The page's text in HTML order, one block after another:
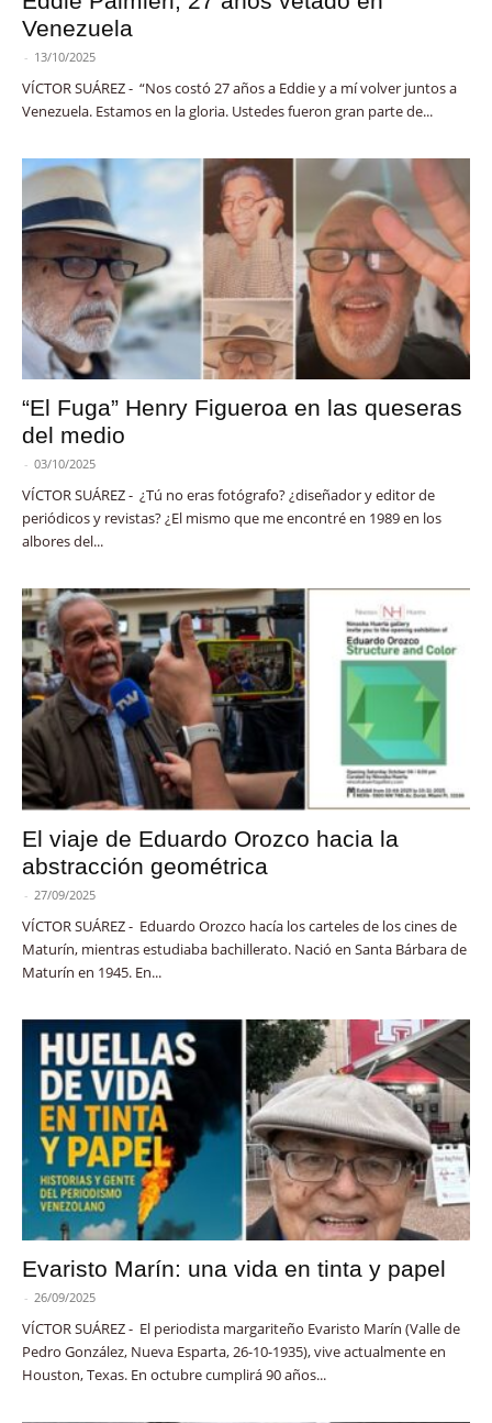
Venezuela
- 13/10/2025
VÍCTOR SUÁREZ - “Nos costó 27 años a Eddie y a mí volver juntos a
Venezuela. Estamos en la gloria. Ustedes fueron gran parte de...
“El Fuga” Henry Figueroa en las queseras
del medio
- 03/10/2025
VÍCTOR SUÁREZ - ¿Tú no eras fotógrafo? ¿diseñador y editor de
periódicos y revistas? ¿El mismo que me encontré en 1989 en los
albores del...
El viaje de Eduardo Orozco hacia la
abstracción geométrica
- 27/09/2025
VÍCTOR SUÁREZ - Eduardo Orozco hacía los carteles de los cines de
Maturín, mientras estudiaba bachillerato. Nació en Santa Bárbara de
Maturín en 1945. En...
Evaristo Marín: una vida en tinta y papel
- 26/09/2025
VÍCTOR SUÁREZ - El periodista margariteño Evaristo Marín (Valle de
Pedro González, Nueva Esparta, 26-10-1935), vive actualmente en
Houston, Texas. En octubre cumplirá 90 años...